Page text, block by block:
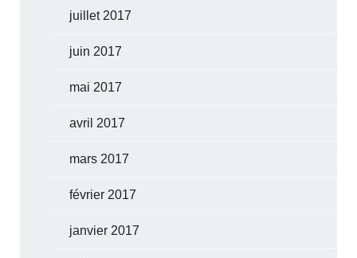
juillet 2017
juin 2017
mai 2017
avril 2017
mars 2017
février 2017
janvier 2017